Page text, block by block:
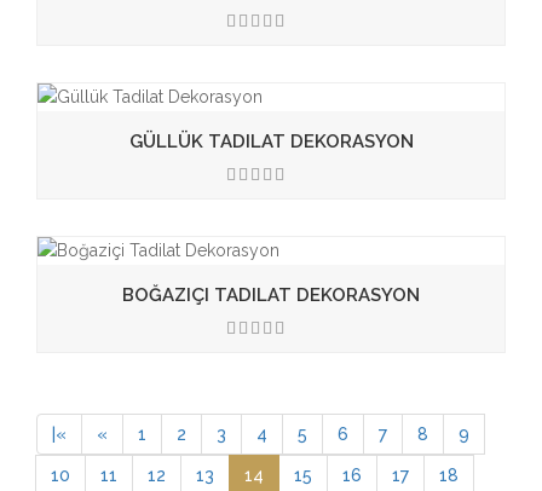
GÜLLÜK TADILAT DEKORASYON
BOĞAZIÇI TADILAT DEKORASYON
« « 1 2 3 4 5 6 7 8 9
10 11 12 13 14 15 16 17 18